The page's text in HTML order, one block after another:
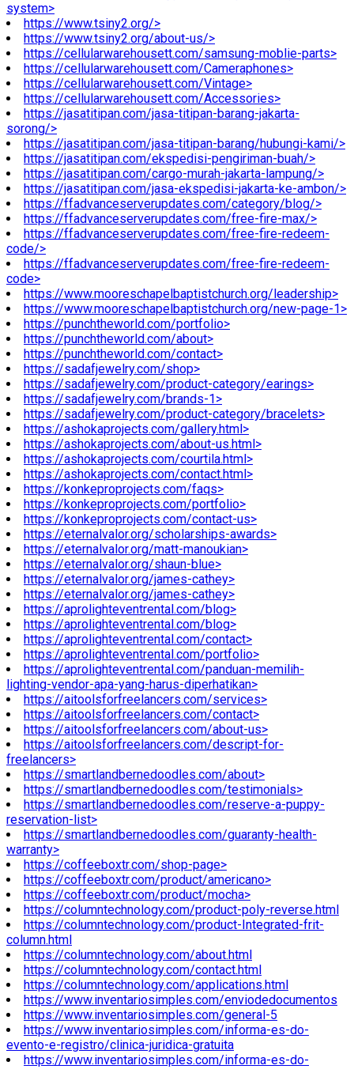
system>
https://www.tsiny2.org/>
https://www.tsiny2.org/about-us/>
https://cellularwarehousett.com/samsung-moblie-parts>
https://cellularwarehousett.com/Cameraphones>
https://cellularwarehousett.com/Vintage>
https://cellularwarehousett.com/Accessories>
https://jasatitipan.com/jasa-titipan-barang-jakarta-
sorong/>
https://jasatitipan.com/jasa-titipan-barang/hubungi-kami/>
https://jasatitipan.com/ekspedisi-pengiriman-buah/>
https://jasatitipan.com/cargo-murah-jakarta-lampung/>
https://jasatitipan.com/jasa-ekspedisi-jakarta-ke-ambon/>
https://ffadvanceserverupdates.com/category/blog/>
https://ffadvanceserverupdates.com/free-fire-max/>
https://ffadvanceserverupdates.com/free-fire-redeem-
code/>
https://ffadvanceserverupdates.com/free-fire-redeem-
code>
https://www.mooreschapelbaptistchurch.org/leadership>
https://www.mooreschapelbaptistchurch.org/new-page-1>
https://punchtheworld.com/portfolio>
https://punchtheworld.com/about>
https://punchtheworld.com/contact>
https://sadafjewelry.com/shop>
https://sadafjewelry.com/product-category/earings>
https://sadafjewelry.com/brands-1>
https://sadafjewelry.com/product-category/bracelets>
https://ashokaprojects.com/gallery.html>
https://ashokaprojects.com/about-us.html>
https://ashokaprojects.com/courtila.html>
https://ashokaprojects.com/contact.html>
https://konkeproprojects.com/faqs>
https://konkeproprojects.com/portfolio>
https://konkeproprojects.com/contact-us>
https://eternalvalor.org/scholarships-awards>
https://eternalvalor.org/matt-manoukian>
https://eternalvalor.org/shaun-blue>
https://eternalvalor.org/james-cathey>
https://eternalvalor.org/james-cathey>
https://aprolighteventrental.com/blog>
https://aprolighteventrental.com/blog>
https://aprolighteventrental.com/contact>
https://aprolighteventrental.com/portfolio>
https://aprolighteventrental.com/panduan-memilih-
lighting-vendor-apa-yang-harus-diperhatikan>
https://aitoolsforfreelancers.com/services>
https://aitoolsforfreelancers.com/contact>
https://aitoolsforfreelancers.com/about-us>
https://aitoolsforfreelancers.com/descript-for-
freelancers>
https://smartlandbernedoodles.com/about>
https://smartlandbernedoodles.com/testimonials>
https://smartlandbernedoodles.com/reserve-a-puppy-
reservation-list>
https://smartlandbernedoodles.com/guaranty-health-
warranty>
https://coffeeboxtr.com/shop-page>
https://coffeeboxtr.com/product/americano>
https://coffeeboxtr.com/product/mocha>
https://columntechnology.com/product-poly-reverse.html
https://columntechnology.com/product-Integrated-frit-
column.html
https://columntechnology.com/about.html
https://columntechnology.com/contact.html
https://columntechnology.com/applications.html
https://www.inventariosimples.com/enviodedocumentos
https://www.inventariosimples.com/general-5
https://www.inventariosimples.com/informa-es-do-
evento-e-registro/clinica-juridica-gratuita
https://www.inventariosimples.com/informa-es-do-